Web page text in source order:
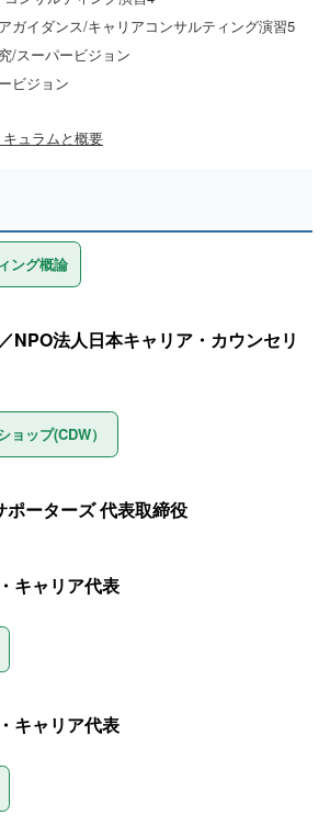
ガイダンス/キャリアコンサルティング演習5
/スーパービジョン
ビジョン
ュラムと概要
ング概論
NPO法人日本キャリア・カウンセリ
ップ(CDW）
ポーターズ 代表取締役
キャリア代表
キャリア代表